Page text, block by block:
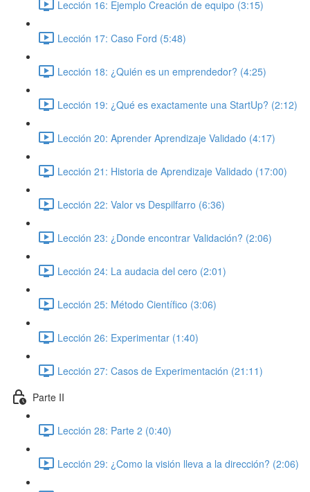
Lección 16: Ejemplo Creación de equipo (3:15)
Lección 17: Caso Ford (5:48)
Lección 18: ¿Quién es un emprendedor? (4:25)
Lección 19: ¿Qué es exactamente una StartUp? (2:12)
Lección 20: Aprender Aprendizaje Validado (4:17)
Lección 21: Historia de Aprendizaje Validado (17:00)
Lección 22: Valor vs Despilfarro (6:36)
Lección 23: ¿Donde encontrar Validación? (2:06)
Lección 24: La audacia del cero (2:01)
Lección 25: Método Científico (3:06)
Lección 26: Experimentar (1:40)
Lección 27: Casos de Experimentación (21:11)
Parte II
Lección 28: Parte 2 (0:40)
Lección 29: ¿Como la visión lleva a la dirección? (2:06)